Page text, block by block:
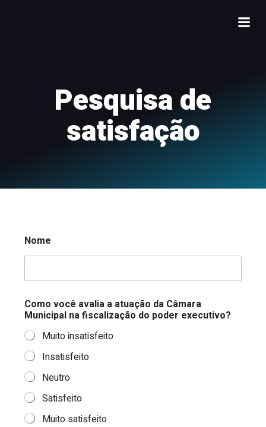
Pesquisa de
satisfação
Nome
Como você avalia a atuação da Câmara
Municipal na fiscalização do poder executivo?
Muito insatisfeito
Insatisfeito
Neutro
Satisfeito
Muito satisfeito